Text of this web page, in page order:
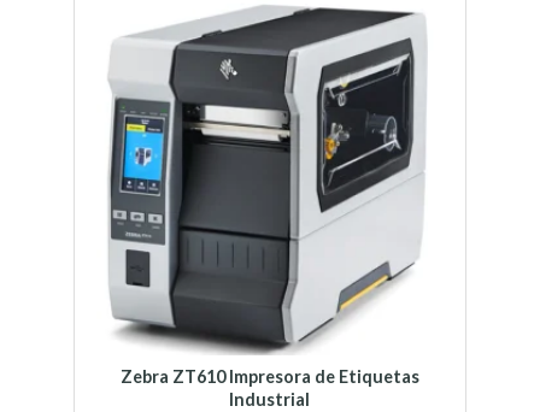
Zebra ZT610 Impresora de Etiquetas
Industrial